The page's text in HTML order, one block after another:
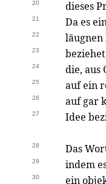
20 dieses
21 Da es
22 läugnen
23
24 die, aus
25 auf ein
26 auf gar
27 Idee
28 Das
29 indem
30 ein